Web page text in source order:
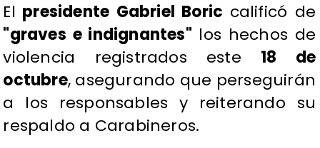
El presidente Gabriel Boric calificó de
"graves e indignantes" los hechos de
violencia registrados este 18 de
octubre, asegurando que perseguirán
a los responsables y reiterando su
respaldo a Carabineros.